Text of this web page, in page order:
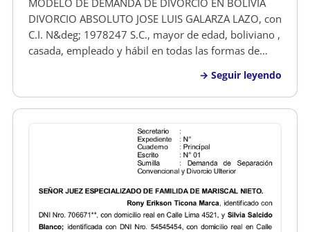
DIVORCIO ABSOLUTO JOSE LUIS GALARZA LAZO, con
C.I. N&deg; 1978247 S.C., mayor de edad, boliviano ,
casada, empleado y hábil en todas las formas de
Bibosi N&deg; 1727 de esta ciudad, respetuoso
SEñOR JUEZ DE TURNO DE PARTIDO D…
Seguir leyendo